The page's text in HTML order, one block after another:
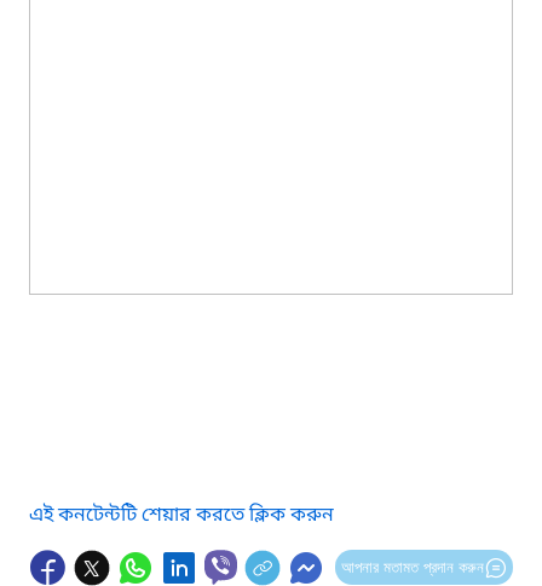
এই কনটেন্টটি শেয়ার করতে ক্লিক করুন
আপনার মতামত প্রদান করুন